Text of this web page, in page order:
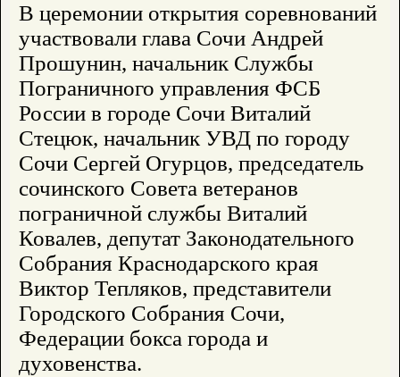
В церемонии открытия соревнований
участвовали глава Сочи Андрей
Прошунин, начальник Службы
Пограничного управления ФСБ
России в городе Сочи Виталий
Стецюк, начальник УВД по городу
Сочи Сергей Огурцов, председатель
сочинского Совета ветеранов
пограничной службы Виталий
Ковалев, депутат Законодательного
Собрания Краснодарского края
Виктор Тепляков, представители
Городского Собрания Сочи,
Федерации бокса города и
духовенства.